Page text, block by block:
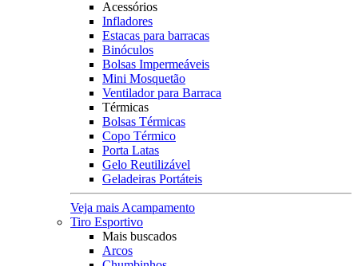
Acessórios
Infladores
Estacas para barracas
Binóculos
Bolsas Impermeáveis
Mini Mosquetão
Ventilador para Barraca
Térmicas
Bolsas Térmicas
Copo Térmico
Porta Latas
Gelo Reutilizável
Geladeiras Portáteis
Veja mais Acampamento
Tiro Esportivo
Mais buscados
Arcos